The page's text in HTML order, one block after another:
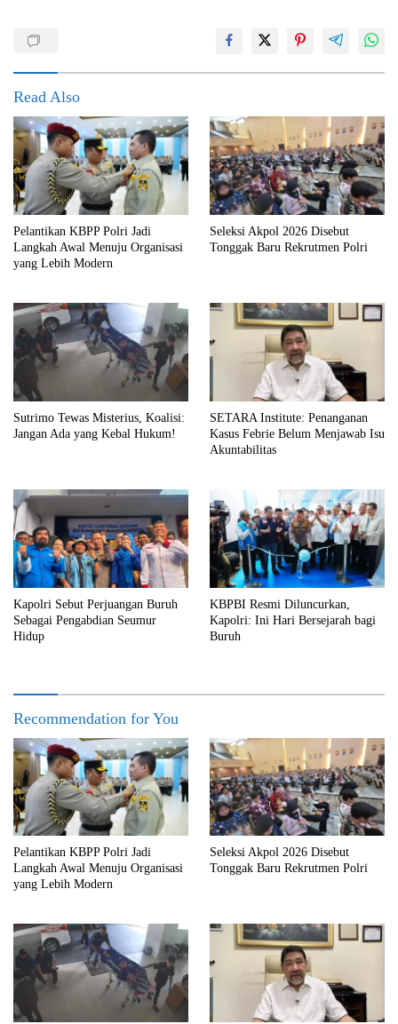
Read Also
Pelantikan KBPP Polri Jadi
Langkah Awal Menuju Organisasi
yang Lebih Modern
Seleksi Akpol 2026 Disebut
Tonggak Baru Rekrutmen Polri
Sutrimo Tewas Misterius, Koalisi:
Jangan Ada yang Kebal Hukum!
SETARA Institute: Penanganan
Kasus Febrie Belum Menjawab Isu
Akuntabilitas
Kapolri Sebut Perjuangan Buruh
Sebagai Pengabdian Seumur
Hidup
KBPBI Resmi Diluncurkan,
Kapolri: Ini Hari Bersejarah bagi
Buruh
Recommendation for You
Pelantikan KBPP Polri Jadi
Langkah Awal Menuju Organisasi
yang Lebih Modern
Seleksi Akpol 2026 Disebut
Tonggak Baru Rekrutmen Polri